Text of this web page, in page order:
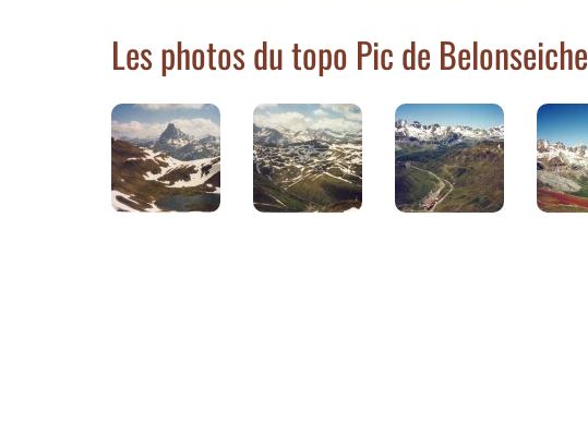
Les photos du topo Pic de Belonseiche